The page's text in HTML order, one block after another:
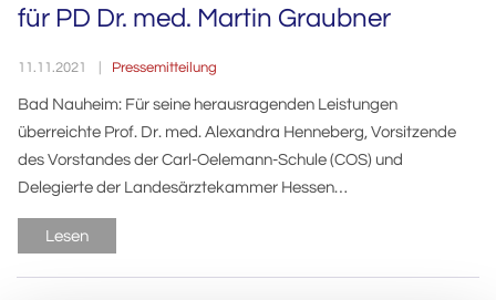
für PD Dr. med. Martin Graubner
11.11.2021 Pressemitteilung
Bad Nauheim: Für seine herausragenden Leistungen
überreichte Prof. Dr. med. Alexandra Henneberg, Vorsitzende
des Vorstandes der Carl-Oelemann-Schule (COS) und
Delegierte der Landesärztekammer Hessen…
Lesen